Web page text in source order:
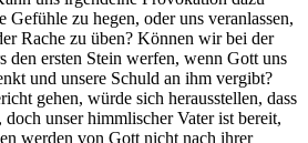
Gefühle zu hegen, oder uns veranlassen,
Rache zu üben? Können wir bei der
den ersten Stein werfen, wenn Gott uns
und unsere Schuld an ihm vergibt?
gehen, würde sich herausstellen, dass
unser himmlischer Vater ist bereit,
werden von Gott nicht nach ihrer